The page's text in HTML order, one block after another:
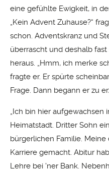
eine gefühlte Ewigkeit, in
„Kein Advent Zuhause?“
schon. Adventskranz und
überrascht und deshalb
heraus. „Hmm, ich merke
fragte er. Er spürte
Frage. Dann begann er zu
„Ich bin hier aufgewachsen
Heimatstadt. Dritter Sohn
bürgerlichen Familie.
Karriere gemacht. Abitur
Lehre bei 'ner Bank.